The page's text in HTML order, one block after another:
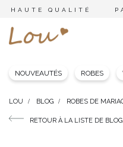
HAUTE QUALITÉ
NOUVEAUTÉS ROBES
LOU BLOG ROBES DE
RETOUR À LA LISTE DE BLOG